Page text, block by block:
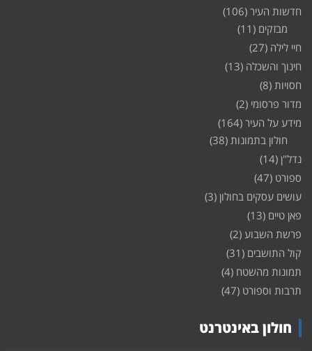
חדשות העיר (106)
מבזקים (11)
חיי לילה (27)
חינוך והשכלה (13)
חסויות (8)
מדור פרסומי (2)
מידע על העיר (164)
חולון בתמונות (38)
נדל"ן (14)
ספורט (47)
עושים עסקים בחולון (3)
פאן טיים (13)
פרשת השבוע (2)
קול התושבים (31)
תמונות מהשטח (4)
תרבות וספורט (47)
חולון באינטרנט